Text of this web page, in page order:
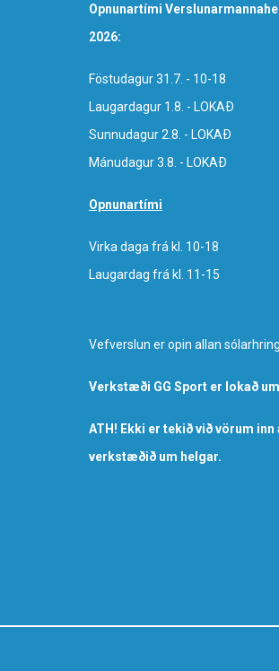
Opnunartími
2026:
Föstudagur 31.7. - 10-18
Laugardagur 1.8. - LOKAÐ
Sunnudagur 2.8. - LOKAÐ
Mánudagur 3.8. - LOKAÐ
Opnunartími
Virka daga frá kl. 10-18
Laugardag frá kl. 11-15
Vefverslun er opin allan
Verkstæði GG Sport er lokað
ATH! Ekki er tekið við vörum inn
verkstæðið um helgar.